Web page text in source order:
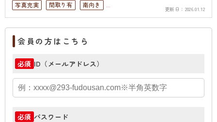
写真充実 間取り有
南向き
リフォーム済
駅徒歩10分以内
高層階
南面バルコニー
上下水道完備
更新日： 2026.01.12
会員の方はこちら
必須 ID（メールアドレス）
必須 パスワード